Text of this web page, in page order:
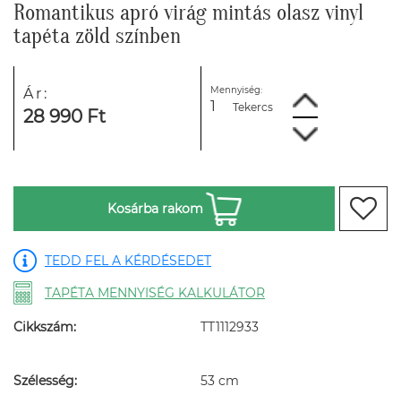
Romantikus apró virág mintás olasz vinyl
tapéta zöld színben
Ár:
28 990 Ft
Mennyiség:
Tekercs
Kosárba rakom
TEDD FEL A KÉRDÉSEDET
TAPÉTA MENNYISÉG KALKULÁTOR
Cikkszám: TT1112933
Szélesség:
53 cm